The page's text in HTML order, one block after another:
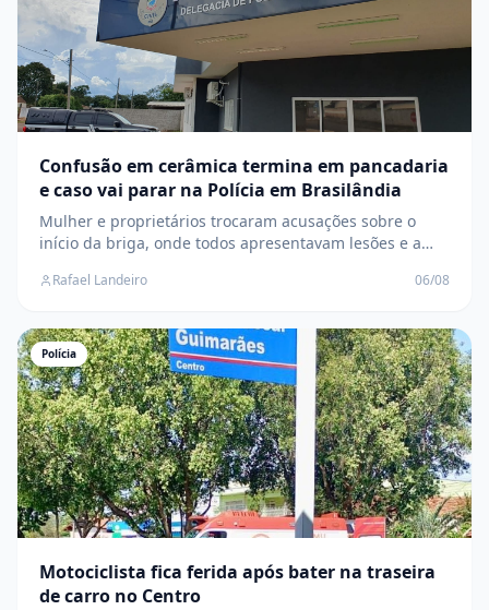
Confusão em cerâmica termina em pancadaria
e caso vai parar na Polícia em Brasilândia
Mulher e proprietários trocaram acusações sobre o
início da briga, onde todos apresentavam lesões e a
Rafael Landeiro 06/08
Polícia
Motociclista fica ferida após bater na traseira
de carro no Centro